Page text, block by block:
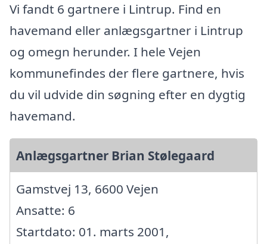
Vi fandt 6 gartnere i Lintrup. Find en
havemand eller anlægsgartner i Lintrup
og omegn herunder. I hele Vejen
kommunefindes der flere gartnere, hvis
du vil udvide din søgning efter en dygtig
havemand.
Anlægsgartner Brian Stølegaard
Gamstvej 13, 6600 Vejen
Ansatte: 6
Startdato: 01. marts 2001,